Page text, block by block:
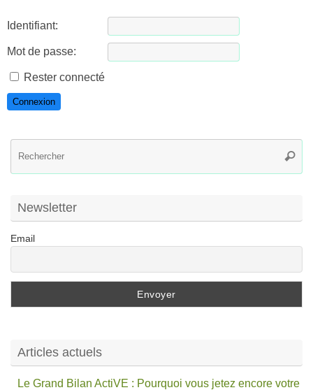
Identifiant:
Mot de passe:
Rester connecté
Connexion
Newsletter
Email
Articles actuels
Le Grand Bilan ActiVE : Pourquoi vous jetez encore votre